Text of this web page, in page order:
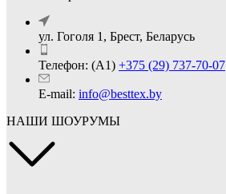
ул. Гоголя 1, Брест, Беларусь
Телефон: (А1) +375 (29) 737-70-07
E-mail: info@besttex.by
НАШИ ШОУРУМЫ